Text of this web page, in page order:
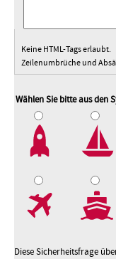
Keine HTML-Tags erlaubt.
Zeilenumbrüche und
Wählen Sie bitte aus den
Diese Sicherheitsfrage